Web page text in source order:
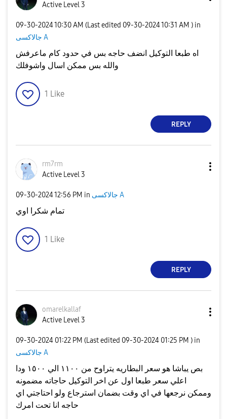
Active Level 3
‎09-30-202410:30 AM (Last edited ‎09-30-202410:31 AM ) in
جالاكسى A
اه طبعا التوكيل انضف حاجه بس في حدود كام ماعرفش
والله بس ممكن اسال واشوفلك
1 Like
REPLY
rm7rm
Active Level 3
‎09-30-202412:56 PM in جالاكسى A
تمام شكرا اوي
1 Like
REPLY
omarelkallaf
Active Level 3
‎09-30-2024 01:22 PM (Last edited ‎09-30-2024 01:25 PM ) in
جالاكسى A
بص يباشا هو سعر البطاريه يتراوح من ١١٠٠ الي ١٥٠٠ ودا
اعلي سعر طبعا اول عن اخر التوكيل حاجاته مضمونه
وممكن نرجعها في اي وقت بضمان استرجاع ولو احتاجتي اي
حاجه انا تحت امرك